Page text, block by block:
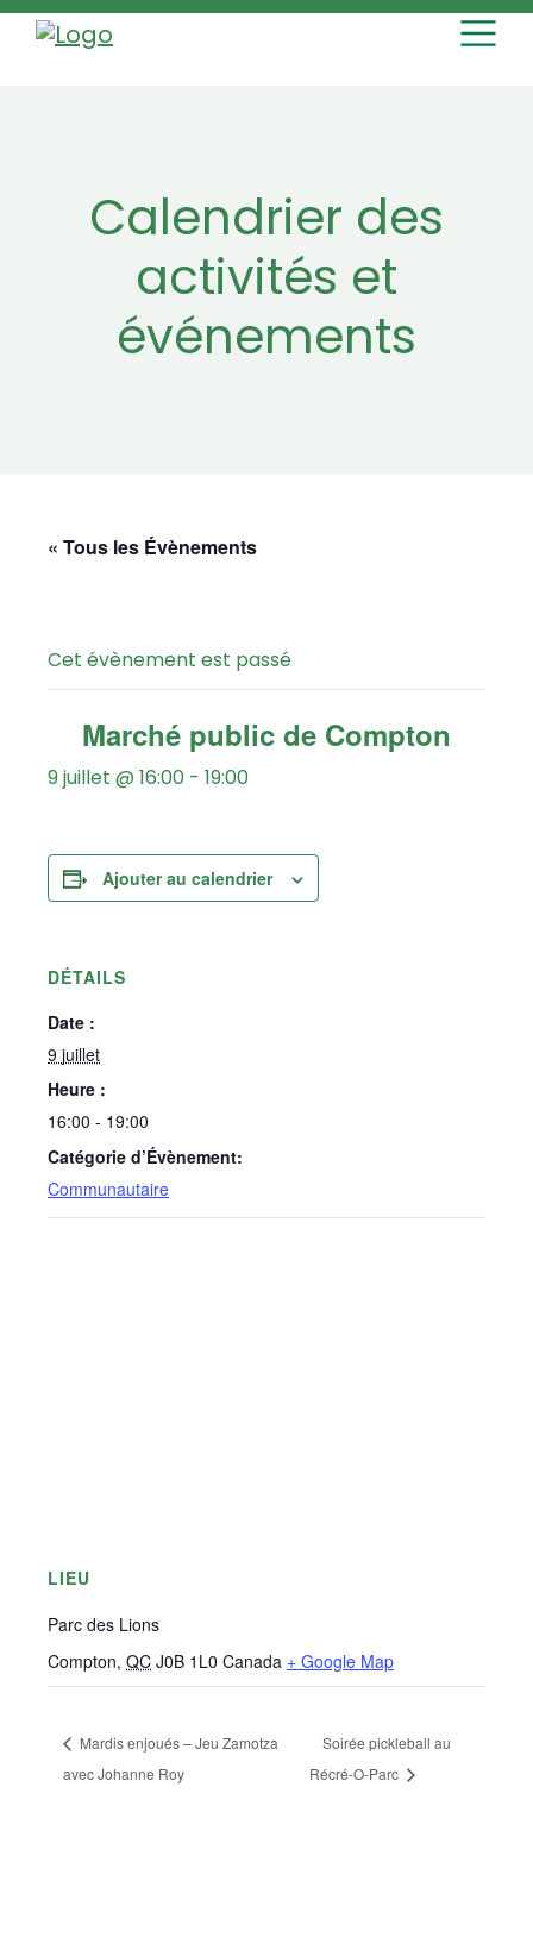
Skip to content MAIN
Calendrier des
activités et
événements
« Tous les Évènements
Cet évènement est passé
Marché public de Compton
9 juillet @ 16:00 - 19:00
Ajouter au calendrier
DÉTAILS
Date :
9 juillet
Heure :
16:00 - 19:00
Catégorie d’Évènement:
Communautaire
LIEU
Parc des Lions
Compton, QC J0B 1L0 Canada + Google Map
Mardis enjoués – Jeu Zamotza
avec Johanne Roy
Soirée pickleball au
Récré-O-Parc